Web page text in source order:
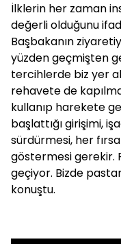
İlklerin her zaman
değerli olduğunu
Başbakanın
yüzden geçmişten
tercihlerde biz yer
rehavete de
kullanıp harekete
başlattığı girişimi,
sürdürmesi, her
göstermesi gerekir.
geçiyor. Bizde
konuştu.